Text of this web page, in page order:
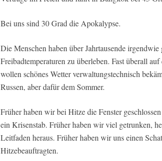
Bei uns sind 30 Grad die Apokalypse.
Die Menschen haben über Jahrtausende irgendwie
Freibadtemperaturen zu überleben. Fast überall
wollen schönes Wetter verwaltungstechnisch
Russen, aber dafür dem Sommer.
Früher haben wir bei Hitze die Fenster
ein Krisenstab. Früher haben wir viel getrunken,
Leitfaden heraus. Früher haben wir uns einen
Hitzebeauftragten.